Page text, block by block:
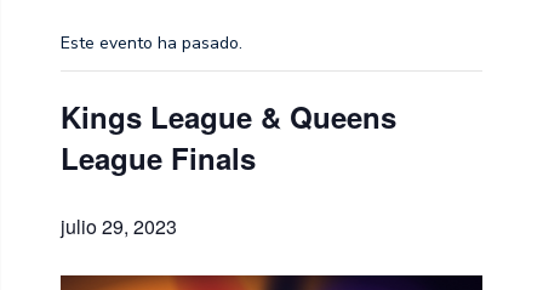
Este evento ha pasado.
Kings League & Queens
League Finals
julio 29, 2023